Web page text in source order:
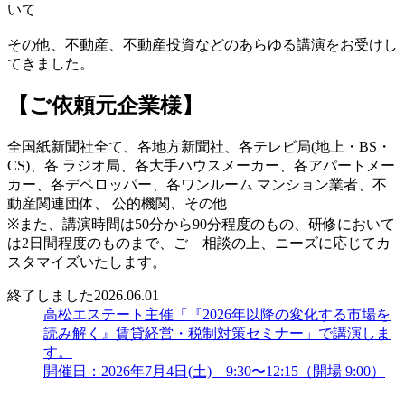
いて
その他、不動産、不動産投資などのあらゆる講演をお受けし
てきました。
【ご依頼元企業様】
全国紙新聞社全て、各地方新聞社、各テレビ局(地上・BS・
CS)、各 ラジオ局、各大手ハウスメーカー、各アパートメー
カー、各デベロッパー、各ワンルーム マンション業者、不
動産関連団体、 公的機関、その他
※また、講演時間は50分から90分程度のもの、研修において
は2日間程度のものまで、ご゙相談の上、ニーズに応じてカ
スタマイズいたします。
終了しました2026.06.01
高松エステート主催「『2026年以降の変化する市場を
読み解く』賃貸経営・税制対策セミナー」で講演しま
す。
開催日：2026年7月4日(土) 9:30〜12:15（開場 9:00）